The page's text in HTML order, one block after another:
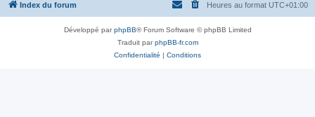
Index du forum Heures au format UTC+01:00
Développé parphpBB® Forum Software © phpBB Limited
Traduit parphpBB-fr.com
Confidentialité
Conditions